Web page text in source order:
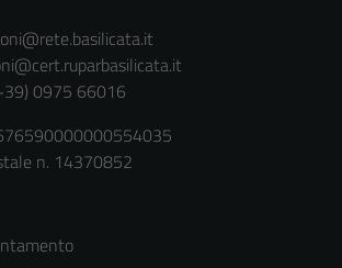
0975 66016
n. 14370852